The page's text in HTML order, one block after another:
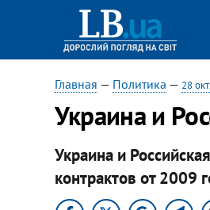
Главная — Политика — 28
Украина и
Украина и
контрактов от 2009